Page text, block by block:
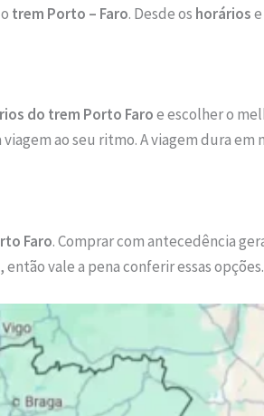
trem Porto – Faro. Desde os horáriose
do trem Porto Faroe escolher o
ao seu ritmo. A viagem dura em
Faro. Comprar com antecedência
vale a pena conferir essas opções.